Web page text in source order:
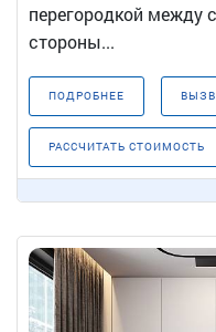
перегородкой между
стороны...
ПОДРОБНЕЕ
РАССЧИТАТЬ СТОИМОСТЬ